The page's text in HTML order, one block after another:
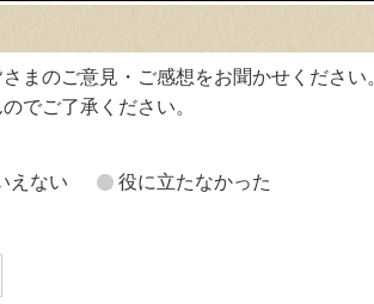
まのご意見・ご感想をお聞かせください
でご了承ください。
えない 役に立たなかった